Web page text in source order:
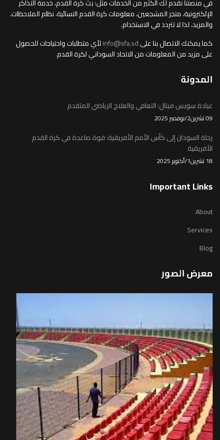
في منصتنا نقدم لك الكثير من الخدمات مثل: بث كرة القدم، خدمة التذاكر
الإلكترونية، متجر المشجعين، معلومات كرة القدم النسائية، نظام الملاحظات.
والمزيد، لذا لا تتردد في الاستخدام.
كما يمكنك الاتصال بنا علىinfo@sfa.sdلأي متطلبات واحتياجات للحصول
على مزيد من المعلومات من الاتحاد السوداني لكرة القدم.
المدونة
عيادة سويس فيتال: التعافي والعلاج الرياضي المتقدم
09 تشرين2/نوفمبر 2025
رحلة السودان إلى كأس الأمم الأفريقية: قوة صاعدة في كرة القدم
الأفريقية
18 تشرين1/أكتوير 2025
Important Links
About
Services
Blog
معرض الصور